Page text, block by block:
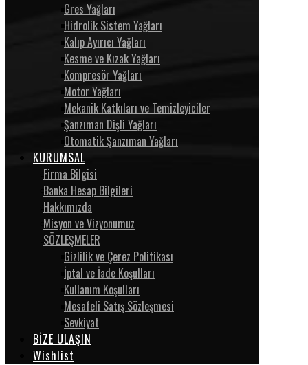
Gres Yağları
Hidrolik Sistem Yağları
Kalıp Ayırıcı Yağları
Kesme ve Kızak Yağları
Kompresör Yağları
Motor Yağları
Mekanik Katkıları ve Temizleyiciler
Şanzıman Dişli Yağları
Otomatik Şanzıman Yağları
KURUMSAL
Firma Bilgisi
Banka Hesap Bilgileri
Hakkımızda
Misyon ve Vizyonumuz
SÖZLEŞMELER
Gizlilik ve Çerez Politikası
İptal ve İade Koşulları
Kullanım Koşulları
Mesafeli Satış Sözleşmesi
Sevkiyat
BİZE ULAŞIN
Wishlist